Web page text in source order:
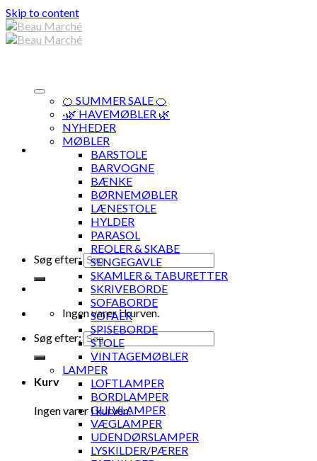
Skip to content
Søg efter:
Ingen varer i kurven.
Søg efter:
Kurv
Ingen varer i kurven.
🍊 SUMMER SALE 🍊
·🌿 HAVEMØBLER 🌿
NYHEDER
MØBLER
BARSTOLE
BARVOGNE
BÆNKE
BØRNEMØBLER
LÆNESTOLE
HYLDER
PARASOL
REOLER & SKABE
SENGEGAVLE
SKAMLER & TABURETTER
SKRIVEBORDE
SOFABORDE
SOFAER
SPISEBORDE
STOLE
VINTAGEMØBLER
LAMPER
LOFTLAMPER
BORDLAMPER
GULVLAMPER
VÆGLAMPER
UDENDØRSLAMPER
LYSKILDER/PÆRER